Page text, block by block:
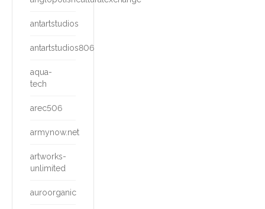
antartstudios
antartstudios806
aqua-
tech
arec506
armynow.net
artworks-
unlimited
auroorganic